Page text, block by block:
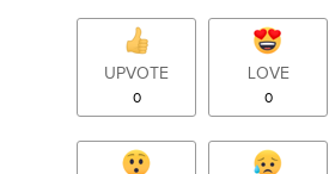
UPVOTE
0
LOVE
0